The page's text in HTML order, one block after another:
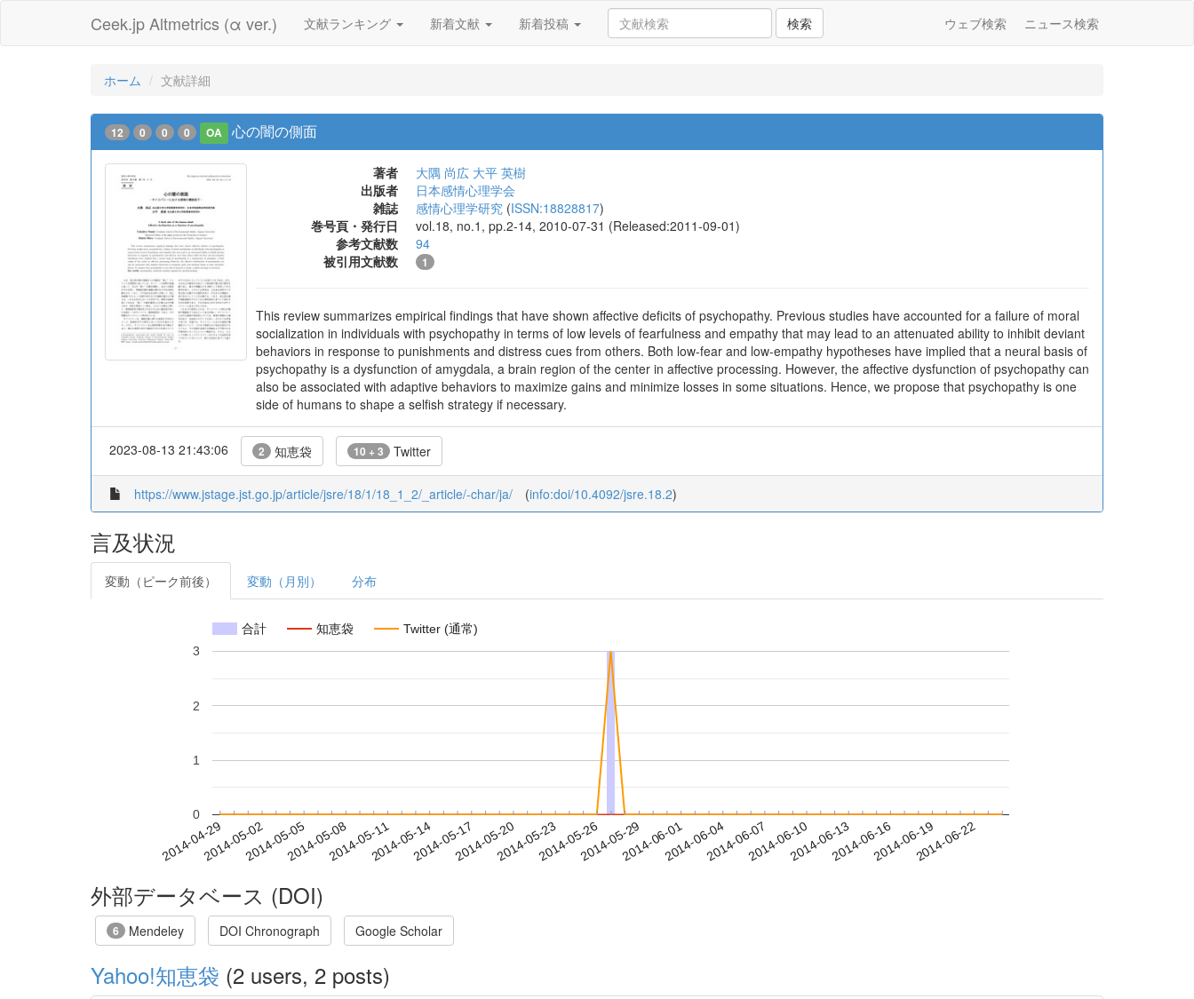
Ceek.jp Altmetrics (α ver.) 文献ランキング 新着文献 新着投稿 検索 ウェブ検索 ニュース検索
ホーム 文献詳細
12 0 0 0 OA 心の闇の側面
著者 大隅 尚広 大平 英樹
出版者
日本感情心理学会
雑誌
感情心理学研究 (ISSN:18828817)
巻号頁・発行日
vol.18, no.1, pp.2-14, 2010-07-31 (Released:2011-09-01)
参考文献数
94
被引用文献数
1
This review summarizes empirical findings that have shown affective deficits of psychopathy. Previous studies have accounted for a failure of moral
socialization in individuals with psychopathy in terms of low levels of fearfulness and empathy that may lead to an attenuated ability to inhibit deviant
behaviors in response to punishments and distress cues from others. Both low-fear and low-empathy hypotheses have implied that a neural basis of
psychopathy is a dysfunction of amygdala, a brain region of the center in affective processing. However, the affective dysfunction of psychopathy can
also be associated with adaptive behaviors to maximize gains and minimize losses in some situations. Hence, we propose that psychopathy is one
side of humans to shape a selfish strategy if necessary.
2023-08-13 21:43:06 2 知恵袋 10 + 3 Twitter
https://www.jstage.jst.go.jp/article/jsre/18/1/18_1_2/_article/-char/ja/ (info:doi/10.4092/jsre.18.2)
言及状況
変動（ピーク前後） 変動（月別） 分布
合計 知恵袋 Twitter (通常)
2014-04-292014-05-022014-05-052014-05-082014-05-112014-05-142014-05-172014-05-202014-05-232014-05-262014-05-292014-06-012014-06-042014-06-072014-06-102014-06-132014-06-162014-06-192014-06-22
0
1
2
3
外部データベース (DOI)
6 Mendeley DOI Chronograph Google Scholar
Yahoo!知恵袋 (2 users, 2 posts)